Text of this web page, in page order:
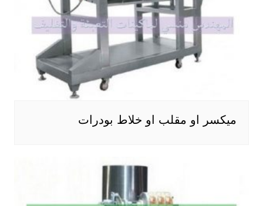
ميكسر او مقلب او خلاط بودرات